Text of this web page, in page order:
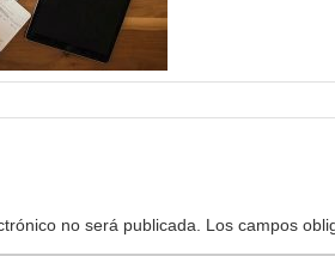
no será publicada.
Los campos